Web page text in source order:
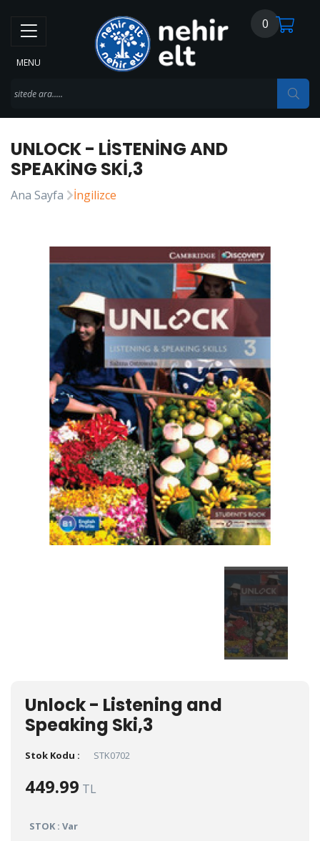
MENU
0
UNLOCK - LISTENING AND
SPEAKING SKI,3
Ana Sayfa İngilizce
Unlock - Listening and
Speaking Ski,3
Stok Kodu : STK0702
449.99 TL
STOK : Var